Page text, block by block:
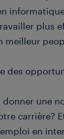
plus
meilleur
des
donner une
carrière?
en